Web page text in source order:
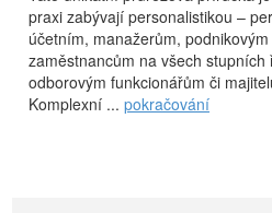
praxi zabývají personalistikou –
účetním, manažerům,
zaměstnancům na všech
odborovým funkcionářům či
Komplexní ... pokračování